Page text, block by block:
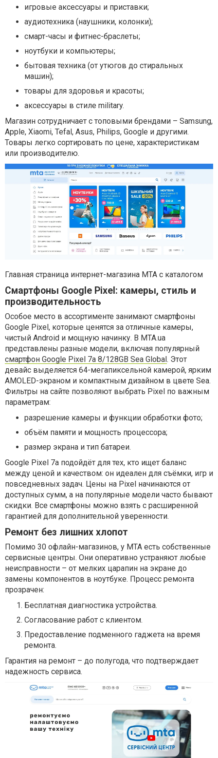
игровые аксессуары и приставки;
аудиотехника (наушники, колонки);
смарт-часы и фитнес-браслеты;
ноутбуки и компьютеры;
бытовая техника (от утюгов до стиральных
машин);
товары для здоровья и красоты;
аксессуары в стиле military.
Магазин сотрудничает с топовыми брендами – Samsung,
Apple, Xiaomi, Tefal, Asus, Philips, Google и другими.
Товары легко сортировать по цене, характеристикам
или производителю.
Главная страница интернет-магазина МТА с каталогом
Смартфоны Google Pixel: камеры, стиль и
производительность
Особое место в ассортименте занимают смартфоны
Google Pixel, которые ценятся за отличные камеры,
чистый Android и мощную начинку. В MTA.ua
представлены разные модели, включая популярный
смартфон Google Pixel 7a 8/128GB Sea Global. Этот
девайс выделяется 64-мегапиксельной камерой, ярким
AMOLED-экраном и компактным дизайном в цвете Sea.
Фильтры на сайте позволяют выбрать Pixel по важным
параметрам:
разрешение камеры и функции обработки фото;
объём памяти и мощность процессора;
размер экрана и тип батареи.
Google Pixel 7a подойдёт для тех, кто ищет баланс
между ценой и качеством: он идеален для съёмки, игр и
повседневных задач. Цены на Pixel начинаются от
доступных сумм, а на популярные модели часто бывают
скидки. Все смартфоны можно взять с расширенной
гарантией для дополнительной уверенности.
Ремонт без лишних хлопот
Помимо 30 офлайн-магазинов, у MTA есть собственные
сервисные центры. Они оперативно устраняют любые
неисправности – от мелких царапин на экране до
замены компонентов в ноутбуке. Процесс ремонта
прозрачен:
Бесплатная диагностика устройства.
Согласование работ с клиентом.
Предоставление подменного гаджета на время
ремонта.
Гарантия на ремонт – до полугода, что подтверждает
надежность сервиса.